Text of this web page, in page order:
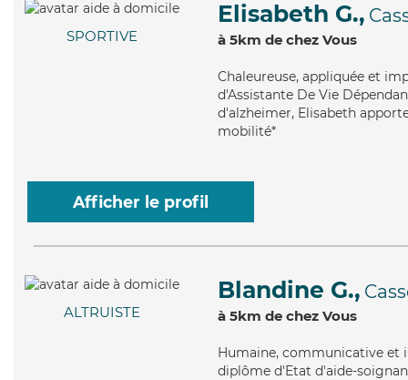
SPORTIVE
Elisabeth G.,
à 5km de chez Vous
Chaleureuse, appliquée et
d'Assistante De Vie
d'alzheimer, Elisabeth
mobilité*
Afficher le profil
ALTRUISTE
Blandine G.,
à 5km de chez Vous
Humaine, communicative et
diplôme d'Etat d'aide-